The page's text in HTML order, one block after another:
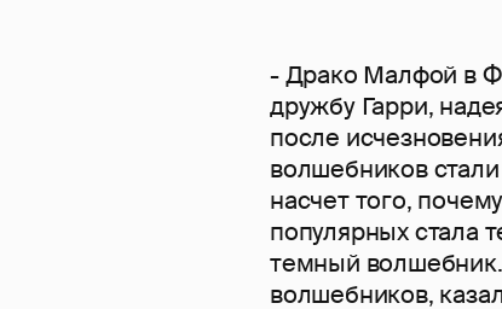
- Драко Малфой в
дружбу Гарри,
после
волшебников
насчет того,
популярных стала
темный волшебник.
волшебников,